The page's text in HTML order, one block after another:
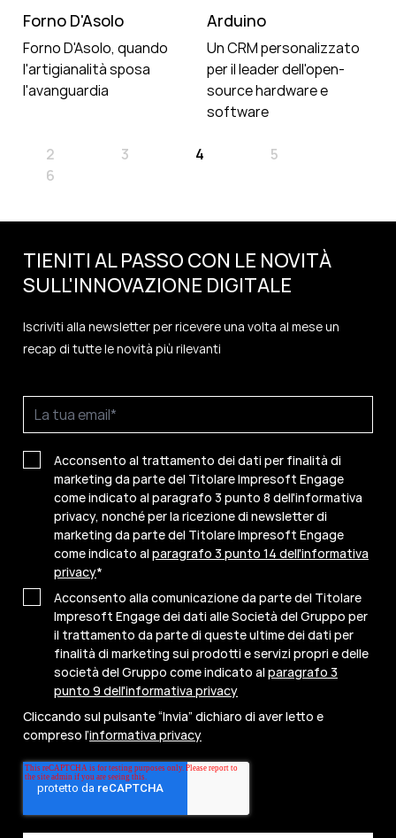
Forno D'Asolo
Forno D'Asolo, quando
l'artigianalità sposa
l'avanguardia
Arduino
Un CRM personalizzato
per il leader dell'open-
source hardware e
software
2 3 4
5
6
TIENITI AL PASSO CON LE NOVITÀ
SULL'INNOVAZIONE DIGITALE
Iscriviti alla newsletter per ricevere una volta al mese un
recap di tutte le novità più rilevanti
Acconsento al trattamento dei dati per finalità di
marketing da parte del Titolare Impresoft Engage
come indicato al paragrafo 3 punto 8 dell'informativa
privacy, nonché per la ricezione di newsletter di
marketing da parte del Titolare Impresoft Engage
come indicato al paragrafo 3 punto 14 dell'informativa
privacy*
Acconsento alla comunicazione da parte del Titolare
Impresoft Engage dei dati alle Società del Gruppo per
il trattamento da parte di queste ultime dei dati per
finalità di marketing sui prodotti e servizi propri e delle
società del Gruppo come indicato al paragrafo 3
punto 9 dell'informativa privacy
Cliccando sul pulsante “Invia” dichiaro di aver letto e
compreso l’informativa privacy